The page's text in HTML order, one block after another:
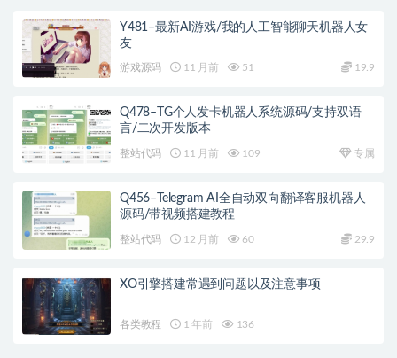
Y481–最新AI游戏/我的人工智能聊天机器人女
友
游戏源码 11 月前 51 19.9
Q478–TG个人发卡机器人系统源码/支持双语
言/二次开发版本
整站代码 11 月前 109 专属
Q456–Telegram AI全自动双向翻译客服机器人
源码/带视频搭建教程
整站代码 12 月前 60 29.9
XO引擎搭建常遇到问题以及注意事项
各类教程 1 年前 136